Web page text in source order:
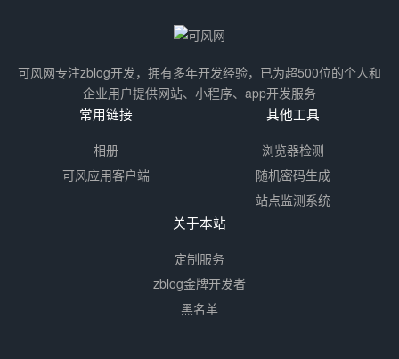
可风网专注zblog开发，拥有多年开发经验，已为超500位的个人和
企业用户提供网站、小程序、app开发服务
常用链接
相册
可风应用客户端
其他工具
浏览器检测
随机密码生成
站点监测系统
关于本站
定制服务
zblog金牌开发者
黑名单